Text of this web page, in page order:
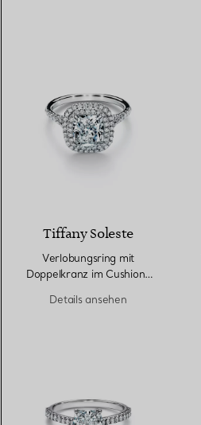
Tiffany Soleste
Verlobungsring mit
Doppelkranz im Cushion-
Diamantring in Platin
Details ansehen